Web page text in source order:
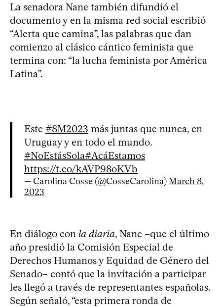
La senadora Nane también difundió el
documento y en la misma red social escribió
“Alerta que camina”, las palabras que dan
comienzo al clásico cántico feminista que
termina con: “la lucha feminista por América
Latina”.
Este #8M2023 más juntas que nunca, en
Uruguay y en todo el mundo.
#NoEstásSola#AcáEstamos
https://t.co/kAVP98oKVb
— Carolina Cosse (@CosseCarolina)March 8,
2023
En diálogo con la diaria, Nane –que el último
año presidió la Comisión Especial de
Derechos Humanos y Equidad de Género del
Senado– contó que la invitación a participar
les llegó a través de representantes españolas.
Según señaló, “esta primera ronda de